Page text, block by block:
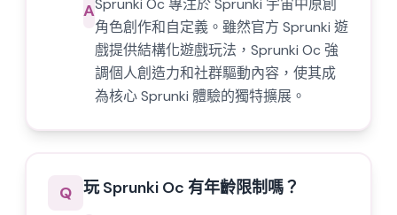
ASprunki Oc 專注於 Sprunki 宇宙中原創
角色創作和自定義。雖然官方 Sprunki 遊
戲提供結構化遊戲玩法，Sprunki Oc 強
調個人創造力和社群驅動內容，使其成
為核心 Sprunki 體驗的獨特擴展。
Q 玩 Sprunki Oc 有年齡限制嗎？